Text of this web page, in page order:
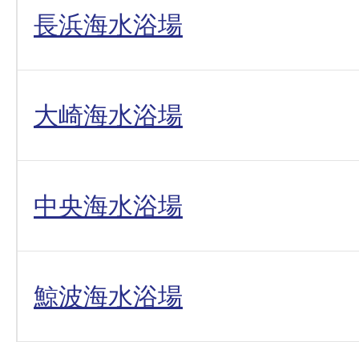
長浜海水浴場
大崎海水浴場
中央海水浴場
鯨波海水浴場